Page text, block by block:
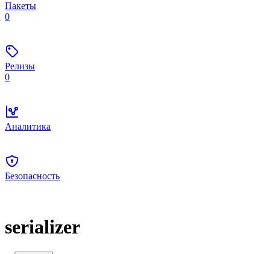
Пакеты
0
Релизы
0
Аналитика
Безопасность
serializer